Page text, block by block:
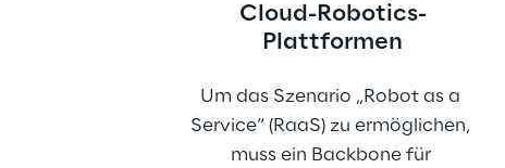
Cloud-Robotics-
Plattformen
Um das Szenario „Robot as a
Service“ (RaaS) zu ermöglichen,
muss ein Backbone für